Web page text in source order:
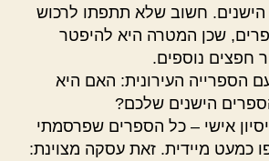
הישנים. חשוב שלא תתפתו לרכוש
שכן המטרה היא להיפטר
חפצים נוספים.
הספרייה העירונית: האם היא
הישנים שלכם?
אישי – כל הספרים שפרסמתי
כמעט מיידית. זאת עסקה מצוינת: